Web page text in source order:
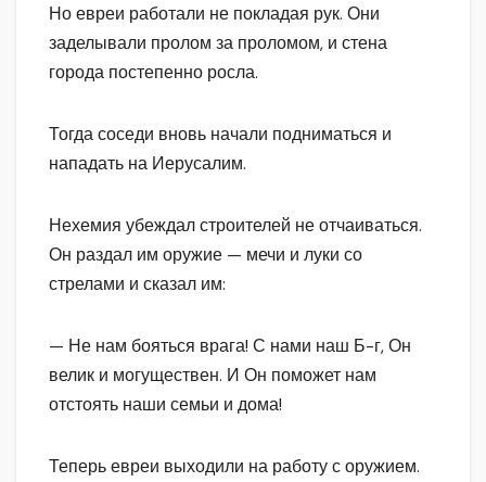
Но евреи работали не покладая рук. Они
заделывали пролом за проломом, и стена
города постепенно росла.
Тогда соседи вновь начали подниматься и
нападать на Иерусалим.
Нехемия убеждал строителей не отчаиваться.
Он раздал им оружие — мечи и луки со
стрелами и сказал им:
— Не нам бояться врага! С нами наш Б-г, Он
велик и могуществен. И Он поможет нам
отстоять наши семьи и дома!
Теперь евреи выходили на работу с оружием.